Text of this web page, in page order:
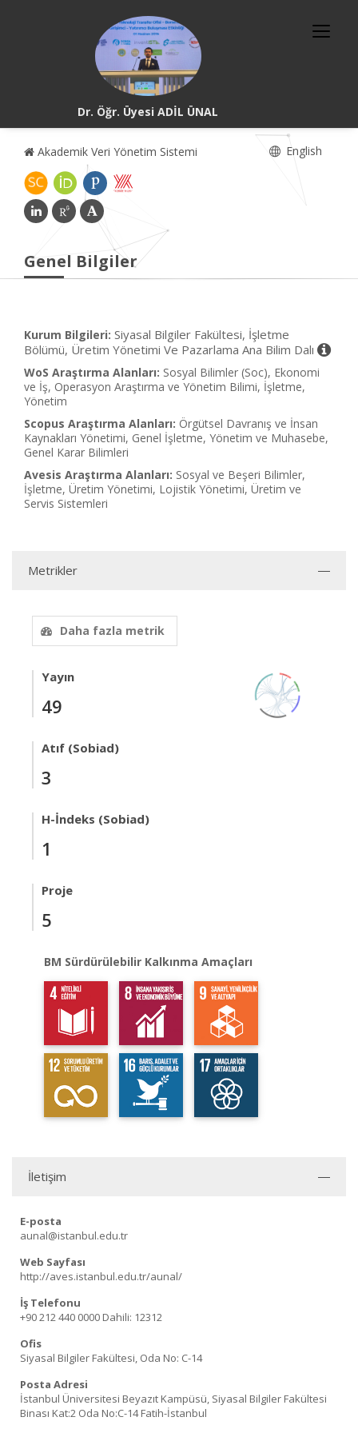
Dr. Öğr. Üyesi ADİL ÜNAL
Akademik Veri Yönetim Sistemi English
Genel Bilgiler
Kurum Bilgileri: Siyasal Bilgiler Fakültesi, İşletme
Bölümü, Üretim Yönetimi Ve Pazarlama Ana Bilim Dalı
WoS Araştırma Alanları: Sosyal Bilimler (Soc), Ekonomi
ve İş, Operasyon Araştırma ve Yönetim Bilimi, İşletme,
Yönetim
Scopus Araştırma Alanları: Örgütsel Davranış ve İnsan
Kaynakları Yönetimi, Genel İşletme, Yönetim ve Muhasebe,
Genel Karar Bilimleri
Avesis Araştırma Alanları: Sosyal ve Beşeri Bilimler,
İşletme, Üretim Yönetimi, Lojistik Yönetimi, Üretim ve
Servis Sistemleri
Metrikler
Daha fazla metrik
Yayın
49
Atıf (Sobiad)
3
H-İndeks (Sobiad)
1
Proje
5
BM Sürdürülebilir Kalkınma Amaçları
İletişim
E-posta
aunal@istanbul.edu.tr
Web Sayfası
http://aves.istanbul.edu.tr/aunal/
İş Telefonu
+90 212 440 0000 Dahili: 12312
Ofis
Siyasal Bilgiler Fakültesi, Oda No: C-14
Posta Adresi
İstanbul Üniversitesi Beyazıt Kampüsü, Siyasal Bilgiler Fakültesi
Binası Kat:2 Oda No:C-14 Fatih-İstanbul